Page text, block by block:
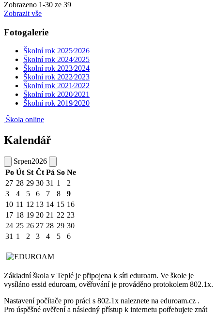
Zobrazeno 1-30 ze 39
Zobrazit vše
Fotogalerie
Školní rok 2025⁄2026
Školní rok 2024⁄2025
Školní rok 2023⁄2024
Školní rok 2022⁄2023
Školní rok 2021⁄2022
Školní rok 2020⁄2021
Školní rok 2019⁄2020
Škola online
Kalendář
Srpen2026
Po Út St Čt Pá So Ne
27 28 29 30 31 1
2
3
4 5 6 7 8
9
10 11 12 13 14 15 16
17 18 19 20 21 22 23
24 25 26 27 28 29 30
31 1 2 3 4 5 6
Základní škola v Teplé je připojena k síti eduroam. Ve škole je
vysíláno essid eduroam, ověřování je prováděno protokolem 802.1x.
Nastavení počítače pro práci s 802.1x naleznete na eduroam.cz .
Pro úspěšné ověření a následný přístup k internetu potřebujete znát